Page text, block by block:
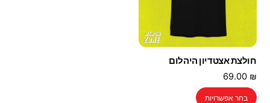
חולצת אצטדיון היהלום
69.00 ₪
בחר אפשרויות
למוצר